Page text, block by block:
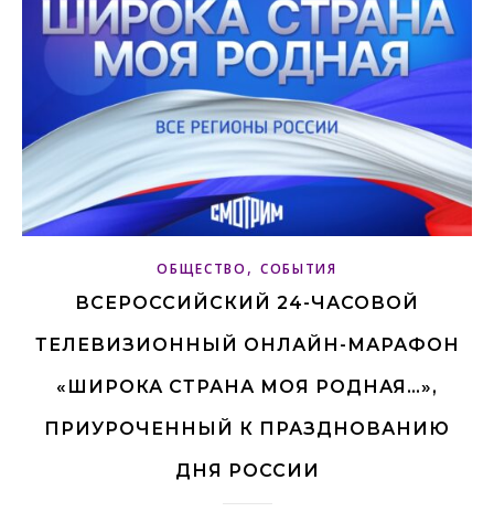
ОБЩЕСТВО , СОБЫТИЯ
ВСЕРОССИЙСКИЙ 24-ЧАСОВОЙ
ТЕЛЕВИЗИОННЫЙ ОНЛАЙН-МАРАФОН
«ШИРОКА СТРАНА МОЯ РОДНАЯ…»,
ПРИУРОЧЕННЫЙ К ПРАЗДНОВАНИЮ
ДНЯ РОССИИ